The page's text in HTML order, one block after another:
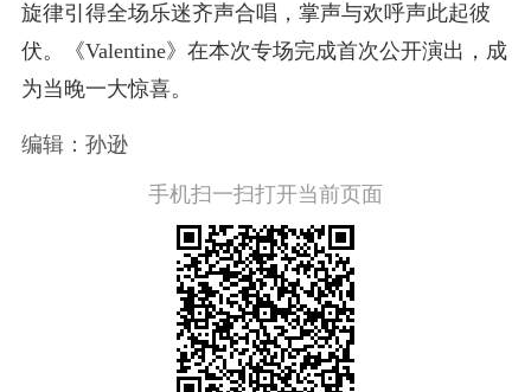
旋律引得全场乐迷齐声合唱，掌声与欢呼声此起彼
伏。《Valentine》在本次专场完成首次公开演出，成
为当晚一大惊喜。
编辑：孙逊
手机扫一扫打开当前页面